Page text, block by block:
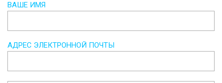
ВАШЕ ИМЯ
АДРЕС ЭЛЕКТРОННОЙ ПОЧТЫ